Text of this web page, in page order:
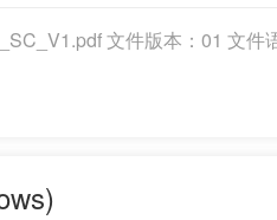
文件版本：01 文